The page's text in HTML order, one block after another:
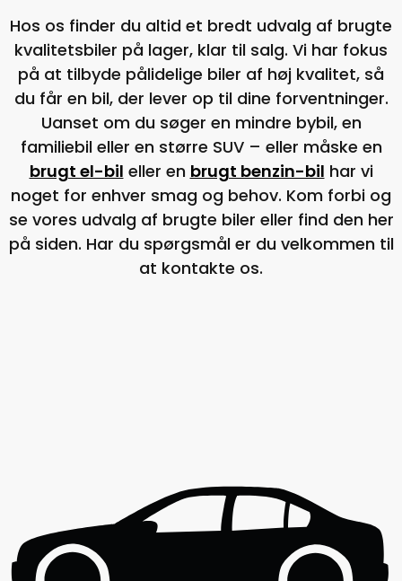
Hos os finder du altid et bredt udvalg af brugte
kvalitetsbiler på lager, klar til salg. Vi har fokus
på at tilbyde pålidelige biler af høj kvalitet, så
du får en bil, der lever op til dine forventninger.
Uanset om du søger en mindre bybil, en
familiebil eller en større SUV – eller måske en
brugt el-bil eller en brugt benzin-bil har vi
noget for enhver smag og behov. Kom forbi og
se vores udvalg af brugte biler eller find den her
på siden. Har du spørgsmål er du velkommen til
at kontakte os.